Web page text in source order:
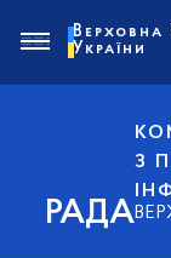
РАДА
З
Верховна
України